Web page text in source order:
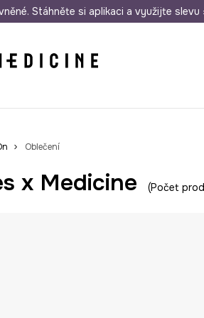
Odeslání i do 24 hodin 30
Stáhněte si aplikaci a využijte slevu
Oblečení
x Medicine Počet